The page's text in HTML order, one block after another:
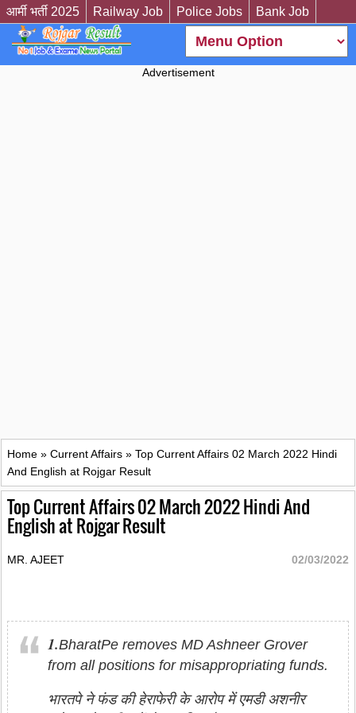
आर्मी भर्ती 2025 Railway Job Police Jobs Bank Job
Advertisement
Home » Current Affairs » Top Current Affairs 02 March 2022 Hindi
And English at Rojgar Result
Top Current Affairs 02 March 2022 Hindi And
English at Rojgar Result
MR. AJEET 02/03/2022
1.BharatPe removes MD Ashneer Grover
from all positions for misappropriating funds.
भारतपे ने फंड की हेराफेरी के आरोप में एमडी अशनीर